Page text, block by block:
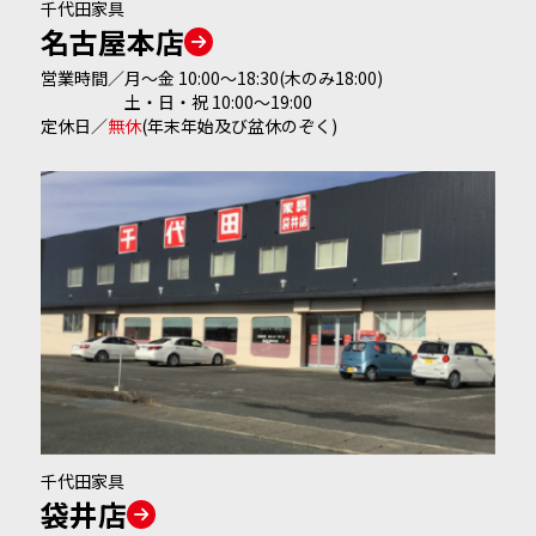
千代田家具
名古屋本店
営業時間／月～金 10:00～18:30(木のみ18:00)
土・日・祝 10:00～19:00
定休日／無休(年末年始及び盆休のぞく)
千代田家具
袋井店